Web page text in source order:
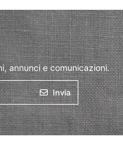
annunci e comunicazioni.
Invia